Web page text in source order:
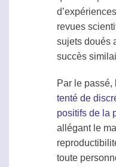
revues
sujets doués
succès
Par le passé,
tenté de
positifs de la
allégant le
toute